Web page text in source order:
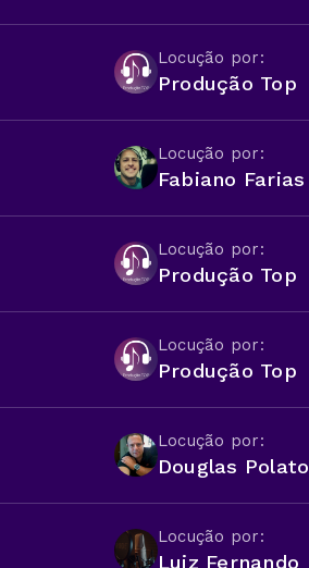
Locução por:
Produção Top
Locução por:
Fabiano Farias
Locução por:
Produção Top
Locução por:
Produção Top
Locução por:
Douglas Polato
Locução por:
Luiz Fernando